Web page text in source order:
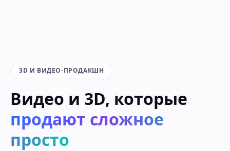
3D И ВИДЕО-ПРОДАКШН
Видео и 3D, которые
продают сложное
просто